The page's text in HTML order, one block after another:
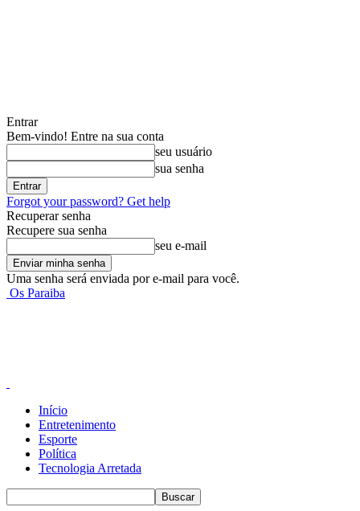
Entrar
Bem-vindo! Entre na sua conta
seu usuário
sua senha
Forgot your password? Get help
Recuperar senha
Recupere sua senha
seu e-mail
Uma senha será enviada por e-mail para você.
Os Paraiba
Início
Entretenimento
Esporte
Política
Tecnologia Arretada